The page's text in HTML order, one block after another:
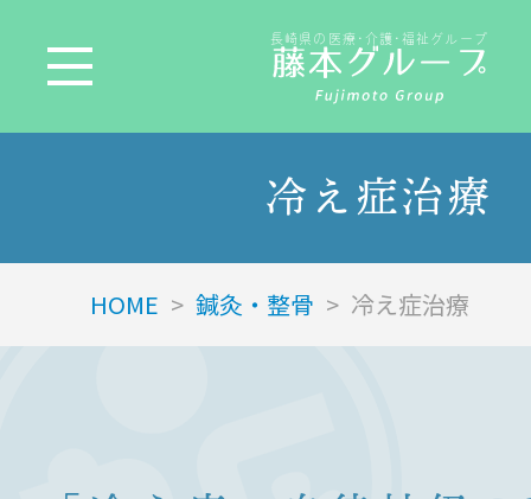
長崎県の医療･介護･福祉グループ
冷え症治療
HOME > 鍼灸・整骨 > 冷え症治療